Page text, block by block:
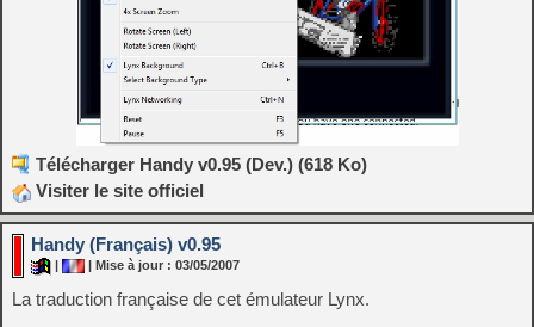
Télécharger Handy v0.95 (Dev.) (618 Ko)
Visiter le site officiel
Handy (Français) v0.95
| | Mise à jour : 03/05/2007
La traduction française de cet émulateur Lynx.